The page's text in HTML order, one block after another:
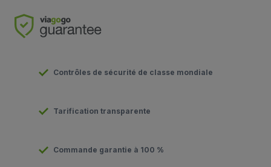
Contrôles de sécurité de classe mondiale
Tarification transparente
Commande garantie à 100 %